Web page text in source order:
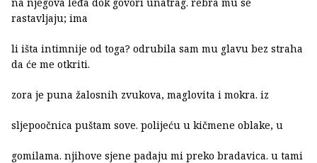
rastavljaju; ima
li išta intimnije od toga? odrubila sam mu glavu bez straha
da će me otkriti.
zora je puna žalosnih zvukova, maglovita i mokra. iz
sljepoočnica puštam sove. polijeću u kičmene oblake, u
gomilama. njihove sjene padaju mi preko bradavica. u tami